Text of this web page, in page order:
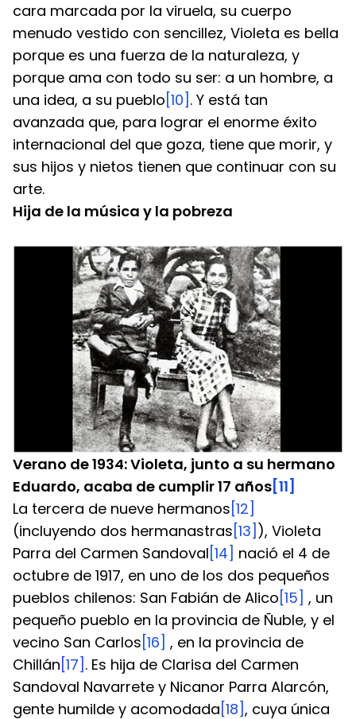
cara marcada por la viruela, su cuerpo
menudo vestido con sencillez, Violeta es bella
porque es una fuerza de la naturaleza, y
porque ama con todo su ser: a un hombre, a
una idea, a su pueblo [10] . Y está tan
avanzada que, para lograr el enorme éxito
internacional del que goza, tiene que morir, y
sus hijos y nietos tienen que continuar con su
arte.
Hija de la música y la pobreza
Verano de 1934: Violeta, junto a su hermano
Eduardo, acaba de cumplir 17 años[11]
La tercera de nueve hermanos [12]
(incluyendo dos hermanastras [13] ), Violeta
Parra del Carmen Sandoval [14] nació el 4 de
octubre de 1917, en uno de los dos pequeños
pueblos chilenos: San Fabián de Alico [15] , un
pequeño pueblo en la provincia de Ñuble, y el
vecino San Carlos [16] , en la provincia de
Chillán [17] . Es hija de Clarisa del Carmen
Sandoval Navarrete y Nicanor Parra Alarcón,
gente humilde y acomodada [18], cuya única